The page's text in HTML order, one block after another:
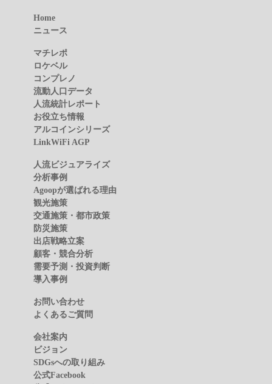
Home
ニュース
マチレポ
ロケベル
コンプレノ
流動人口データ
人流統計レポート
お役立ち情報
アルコインシリーズ
LinkWiFi AGP
人流ビジュアライズ
分析事例
Agoopが選ばれる理由
観光施策
交通施策・都市政策
防災施策
出店戦略立案
顧客・競合分析
需要予測・投資判断
導入事例
お問い合わせ
よくあるご質問
会社案内
ビジョン
SDGsへの取り組み
公式Facebook